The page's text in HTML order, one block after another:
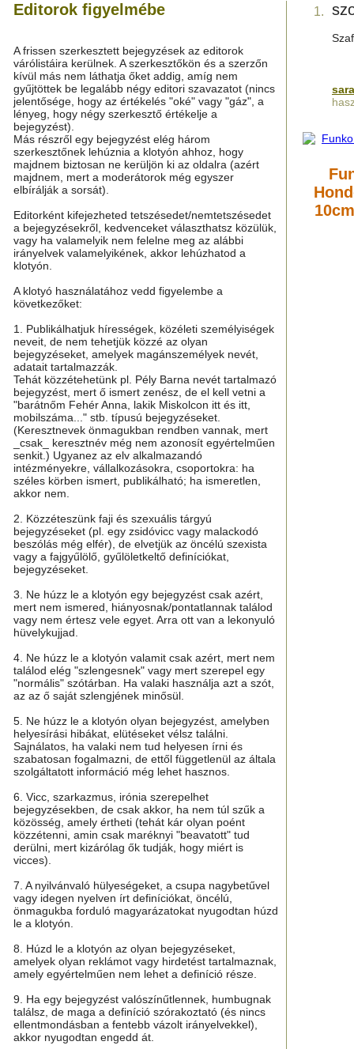
Editorok figyelmébe
A frissen szerkesztett bejegyzések az editorok
várólistáira kerülnek. A szerkesztőkön és a szerzőn
kívül más nem láthatja őket addig, amíg nem
gyűjtöttek be legalább négy editori szavazatot (nincs
jelentősége, hogy az értékelés "oké" vagy "gáz", a
lényeg, hogy négy szerkesztő értékelje a
bejegyzést).
Más részről egy bejegyzést elég három
szerkesztőnek lehúznia a klotyón ahhoz, hogy
majdnem biztosan ne kerüljön ki az oldalra (azért
majdnem, mert a moderátorok még egyszer
elbírálják a sorsát).
Editorként kifejezheted tetszésedet/nemtetszésedet
a bejegyzésekről, kedvenceket választhatsz közülük,
vagy ha valamelyik nem felelne meg az alábbi
irányelvek valamelyikének, akkor lehúzhatod a
klotyón.
A klotyó használatához vedd figyelembe a
következőket:
1. Publikálhatjuk hírességek, közéleti személyiségek
neveit, de nem tehetjük közzé az olyan
bejegyzéseket, amelyek magánszemélyek nevét,
adatait tartalmazzák.
Tehát közzétehetünk pl. Pély Barna nevét tartalmazó
bejegyzést, mert ő ismert zenész, de el kell vetni a
"barátnőm Fehér Anna, lakik Miskolcon itt és itt,
mobilszáma..." stb. típusú bejegyzéseket.
(Keresztnevek önmagukban rendben vannak, mert
_csak_ keresztnév még nem azonosít egyértelműen
senkit.) Ugyanez az elv alkalmazandó
intézményekre, vállalkozásokra, csoportokra: ha
széles körben ismert, publikálható; ha ismeretlen,
akkor nem.
2. Közzéteszünk faji és szexuális tárgyú
bejegyzéseket (pl. egy zsidóvicc vagy malackodó
beszólás még elfér), de elvetjük az öncélú szexista
vagy a fajgyűlölő, gyűlöletkeltő definíciókat,
bejegyzéseket.
3. Ne húzz le a klotyón egy bejegyzést csak azért,
mert nem ismered, hiányosnak/pontatlannak találod
vagy nem értesz vele egyet. Arra ott van a lekonyuló
hüvelykujjad.
4. Ne húzz le a klotyón valamit csak azért, mert nem
találod elég "szlengesnek" vagy mert szerepel egy
"normális" szótárban. Ha valaki használja azt a szót,
az az ő saját szlengjének minősül.
5. Ne húzz le a klotyón olyan bejegyzést, amelyben
helyesírási hibákat, elütéseket vélsz találni.
Sajnálatos, ha valaki nem tud helyesen írni és
szabatosan fogalmazni, de ettől függetlenül az általa
szolgáltatott információ még lehet hasznos.
6. Vicc, szarkazmus, irónia szerepelhet
bejegyzésekben, de csak akkor, ha nem túl szűk a
közösség, amely értheti (tehát kár olyan poént
közzétenni, amin csak maréknyi "beavatott" tud
derülni, mert kizárólag ők tudják, hogy miért is
vicces).
7. A nyilvánvaló hülyeségeket, a csupa nagybetűvel
vagy idegen nyelven írt definíciókat, öncélú,
önmagukba forduló magyarázatokat nyugodtan húzd
le a klotyón.
8. Húzd le a klotyón az olyan bejegyzéseket,
amelyek olyan reklámot vagy hirdetést tartalmaznak,
amely egyértelműen nem lehet a definíció része.
9. Ha egy bejegyzést valószínűtlennek, humbugnak
találsz, de maga a definíció szórakoztató (és nincs
ellentmondásban a fentebb vázolt irányelvekkel),
akkor nyugodtan engedd át.
1.